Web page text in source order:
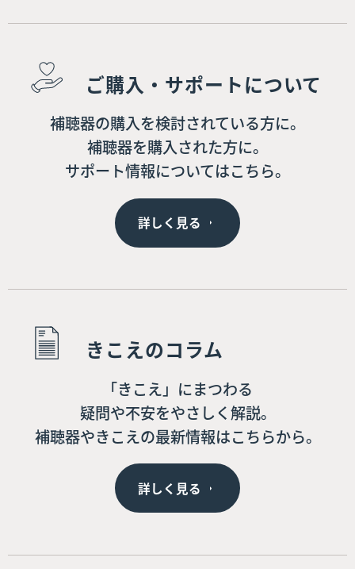
ご購入・サポートについて
補聴器の購入を検討されている方に。
補聴器を購入された方に。
サポート情報についてはこちら。
詳しく見る
きこえのコラム
「きこえ」にまつわる
疑問や不安をやさしく解説。
補聴器やきこえの最新情報はこちらから。
詳しく見る